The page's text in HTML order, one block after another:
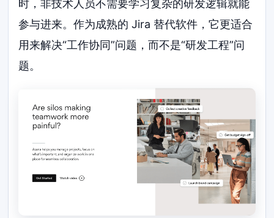
时，非技术人员不需要学习复杂的研发逻辑就能
参与进来。作为成熟的 Jira 替代软件，它更适合
用来解决“工作协同”问题，而不是“研发工程”问
题。